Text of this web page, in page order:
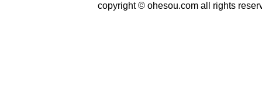
copyright © ohesou.com all rights